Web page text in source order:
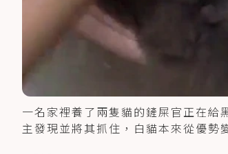
一名家裡養了兩隻貓的鏟屎官正在給
主發現並將其抓住，白貓本來從優